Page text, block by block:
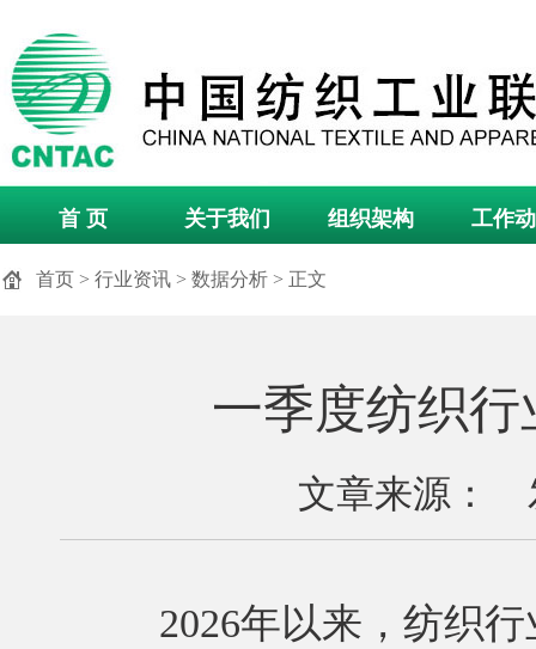
首 页 关于我们 组织架构 工作
首页 > 行业资讯 > 数据分析 > 正文
一季度纺织
文章来源：
2026年以来，纺织行